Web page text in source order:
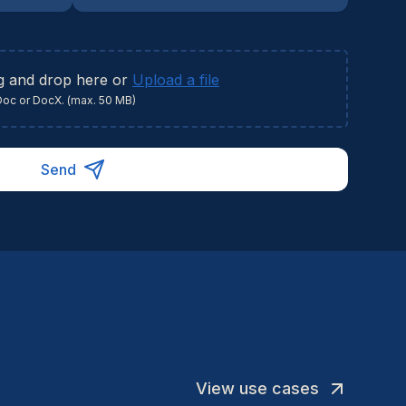
and drop here or Upload a file
or DocX. (max. 50 MB)
Send
View use cases